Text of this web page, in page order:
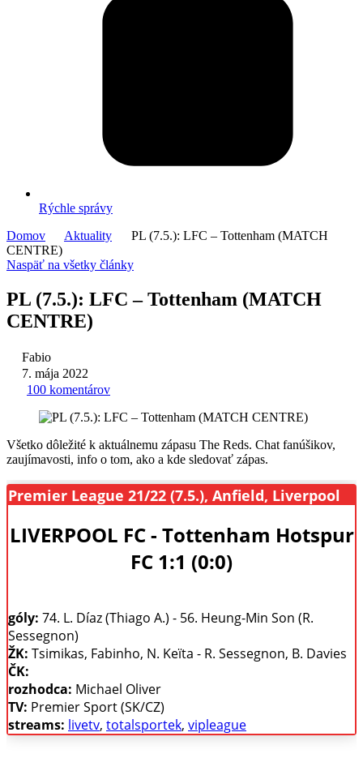
Rýchle správy
Domov
Aktuality
PL (7.5.): LFC – Tottenham (MATCH
CENTRE)
Naspäť na všetky články
PL (7.5.): LFC – Tottenham (MATCH
CENTRE)
Fabio
7. mája 2022
100 komentárov
Všetko dôležité k aktuálnemu zápasu The Reds. Chat fanúšikov,
zaujímavosti, info o tom, ako a kde sledovať zápas.
Premier League 21/22 (7.5.), Anfield, Liverpool
LIVERPOOL FC - Tottenham Hotspur
FC 1:1 (0:0)
góly: 74. L. Díaz (Thiago A.) - 56. Heung-Min Son (R.
Sessegnon)
ŽK: Tsimikas, Fabinho, N. Keïta - R. Sessegnon, B. Davies
ČK:
rozhodca: Michael Oliver
TV: Premier Sport (SK/CZ)
streams: livetv, totalsportek, vipleague